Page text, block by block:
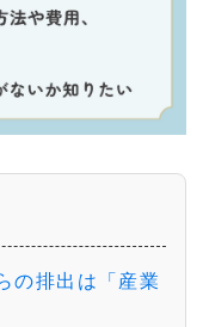
の排出は「産業